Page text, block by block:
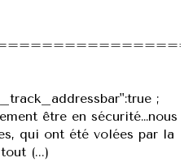
;
être en sécurité…nous
qui ont été volées par la
(...)